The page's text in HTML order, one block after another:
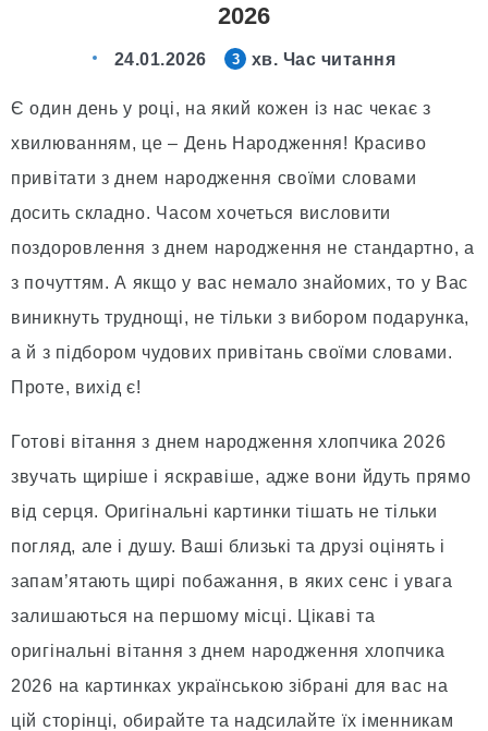
2026
24.01.2026 3 хв. Час читання
Є один день у році, на який кожен із нас чекає з
хвилюванням, це – День Народження! Красиво
привітати з днем народження своїми словами
досить складно. Часом хочеться висловити
поздоровлення з днем народження не стандартно, а
з почуттям. А якщо у вас немало знайомих, то у Вас
виникнуть труднощі, не тільки з вибором подарунка,
а й з підбором чудових привітань своїми словами.
Проте, вихід є!
Готові вітання з днем народження хлопчика 2026
звучать щиріше і яскравіше, адже вони йдуть прямо
від серця. Оригінальні картинки тішать не тільки
погляд, але і душу. Ваші близькі та друзі оцінять і
запам’ятають щирі побажання, в яких сенс і увага
залишаються на першому місці. Цікаві та
оригінальні вітання з днем народження хлопчика
2026 на картинках українською зібрані для вас на
цій сторінці, обирайте та надсилайте їх іменникам